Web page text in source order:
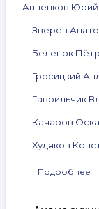
Анненков Юрий
Зверев
Беленок Пётр
Гросицкий
Гаврильчик
Качаров
Худяков
Подробнее